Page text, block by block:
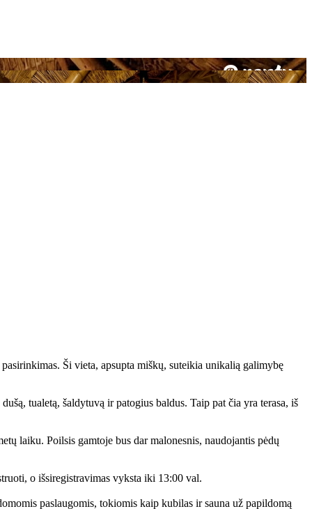
Ši vieta, apsupta miškų, suteikia unikalią galimybę
tualetą, šaldytuvą ir patogius baldus. Taip pat čia yra terasa, iš
laiku. Poilsis gamtoje bus dar malonesnis, naudojantis pėdų
o išsiregistravimas vyksta iki 13:00 val.
paslaugomis, tokiomis kaip kubilas ir sauna už papildomą